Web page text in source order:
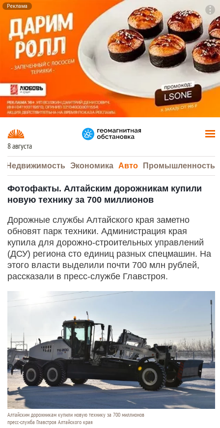
Реклама
8 августа
Недвижимость Экономика Авто Промышленность
Фотофакты. Алтайским дорожникам купили
новую технику за 700 миллионов
Дорожные службы Алтайского края заметно
обновят парк техники. Администрация края
купила для дорожно-строительных управлений
(ДСУ) региона сто единиц разных спецмашин. На
этого власти выделили почти 700 млн рублей,
рассказали в пресс-службе Главстроя.
Алтайским дорожникам купили новую технику за 700 миллионов
пресс-служба Главстроя Алтайского края